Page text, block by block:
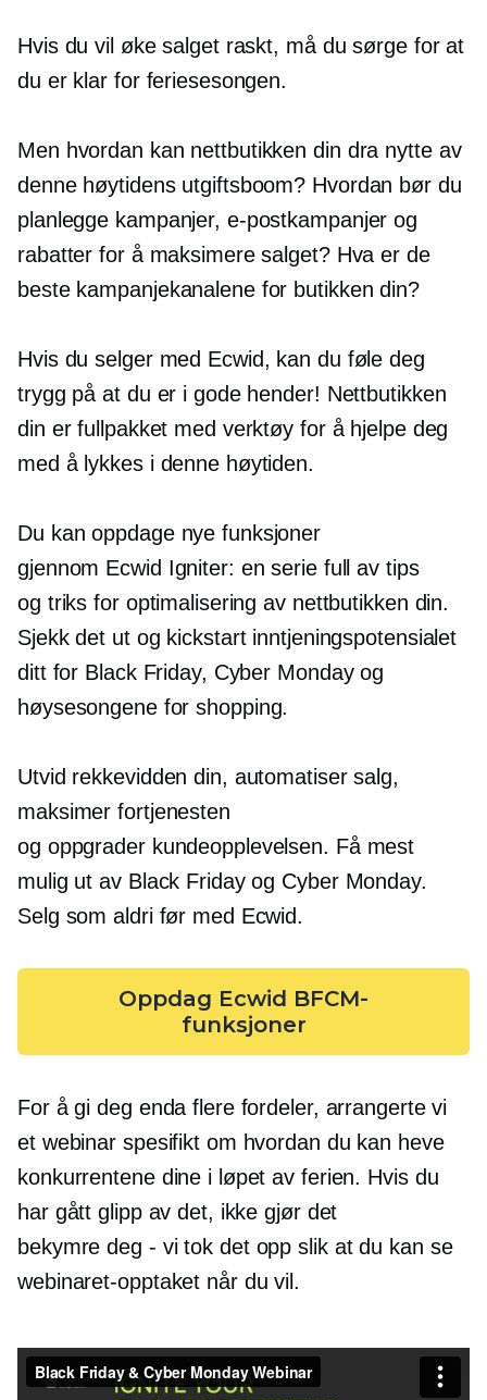
Hvis du vil øke salget raskt, må du sørge for at
du er klar for feriesesongen.
Men hvordan kan nettbutikken din dra nytte av
denne høytidens utgiftsboom? Hvordan bør du
planlegge kampanjer, e-postkampanjer og
rabatter for å maksimere salget? Hva er de
beste kampanjekanalene for butikken din?
Hvis du selger med Ecwid, kan du føle deg
trygg på at du er i gode hender! Nettbutikken
din er fullpakket med verktøy for å hjelpe deg
med å lykkes i denne høytiden.
Du kan oppdage nye funksjoner
gjennom Ecwid Igniter: en serie full av tips
og triks for optimalisering av nettbutikken din.
Sjekk det ut og kickstart inntjeningspotensialet
ditt for Black Friday, Cyber ​​​​Monday og
høysesongene for shopping.
Utvid rekkevidden din, automatiser salg,
maksimer fortjenesten
og oppgrader kundeopplevelsen. Få mest
mulig ut av Black Friday og Cyber ​​Monday.
Selg som aldri før med Ecwid.
Oppdag Ecwid BFCM-
funksjoner
For å gi deg enda flere fordeler, arrangerte vi
et webinar spesifikt om hvordan du kan heve
konkurrentene dine i løpet av ferien. Hvis du
har gått glipp av det, ikke gjør det
bekymre deg - vitok det opp slik at du kan se
webinaret-opptaket når du vil.